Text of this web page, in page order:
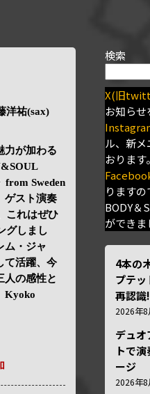
洋祐(sax)
力が加わる
from Sweden
ゲスト演奏
これはぜひ
グしまし
ム・ジャ
て活躍、今
人の感性と
Kyoko
検索
X(旧
お知らせ
ル、新
おります。
りますの
BODY＆
ができま
4本の
プテッ
再認識
2026年8
デュオ
トで
ージ
2026年8